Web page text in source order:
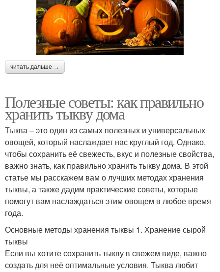
читать дальше →
Полезные советы: как правильно
хранить тыкву дома
Тыква – это один из самых полезных и универсальных
овощей, который наслаждает нас круглый год. Однако,
чтобы сохранить её свежесть, вкус и полезные свойства,
важно знать, как правильно хранить тыкву дома. В этой
статье мы расскажем вам о лучших методах хранения
тыквы, а также дадим практические советы, которые
помогут вам наслаждаться этим овощем в любое время
года.
Основные методы хранения тыквы 1. Хранение сырой
тыквы
Если вы хотите сохранить тыкву в свежем виде, важно
создать для неё оптимальные условия. Тыква любит